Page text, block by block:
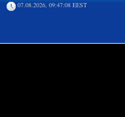
07.08.2026, 09:47:08 EEST